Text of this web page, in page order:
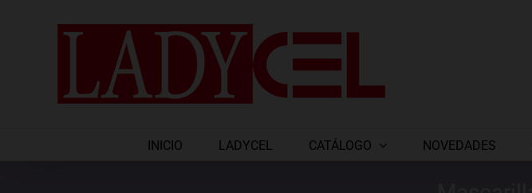
INICIO LADYCEL CATÁLOGO NOVEDADES